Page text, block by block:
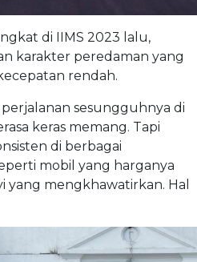
di IIMS 2023 lalu,
karakter peredaman yang
rendah.
sesungguhnya di
keras memang. Tapi
di berbagai
mobil yang harganya
yang mengkhawatirkan. Hal